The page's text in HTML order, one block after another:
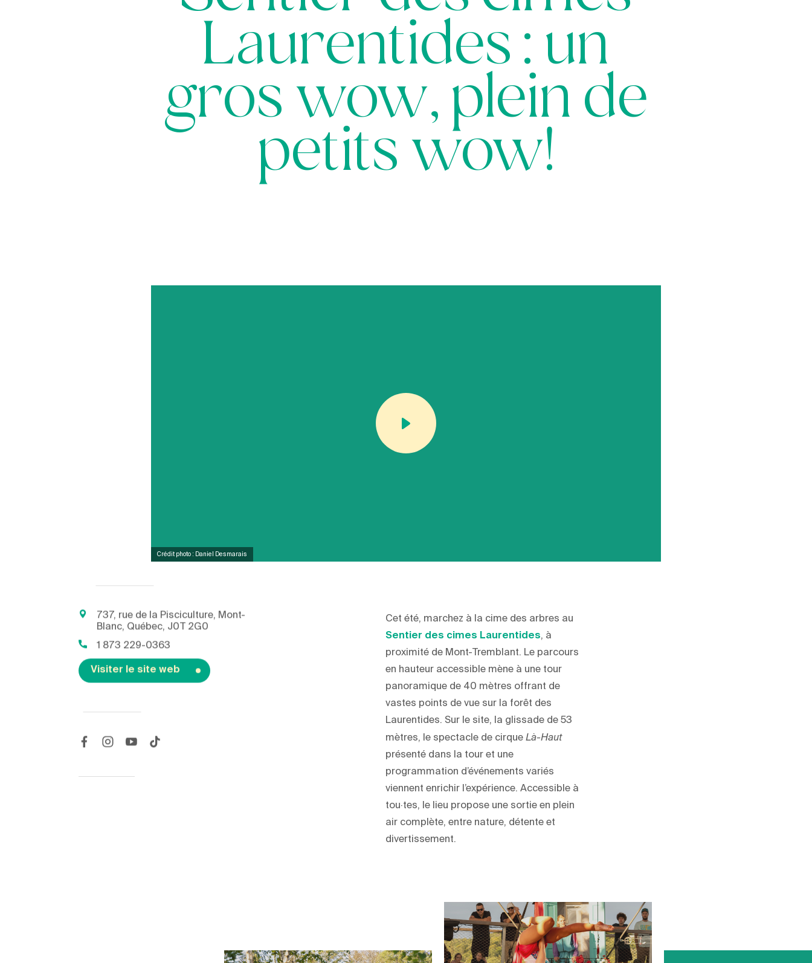
Laurentides : un
gros wow, plein de
petits wow!
Crédit photo : Daniel Desmarais
Cet été, marchez à la cime des arbres au
Sentier des cimes Laurentides, à
proximité de Mont-Tremblant. Le parcours
en hauteur accessible mène à une tour
panoramique de 40 mètres offrant de
vastes points de vue sur la forêt des
Laurentides. Sur le site, la glissade de 53
mètres, le spectacle de cirqueLà-Haut
présenté dans la tour et une
programmation d’événements variés
viennent enrichir l’expérience. Accessible à
tou·tes, le lieu propose une sortie en plein
air complète, entre nature, détente et
divertissement.
737, rue de la Pisciculture, Mont-
Blanc, Québec, J0T 2G0
1 873 229-0363
Visiter le site web